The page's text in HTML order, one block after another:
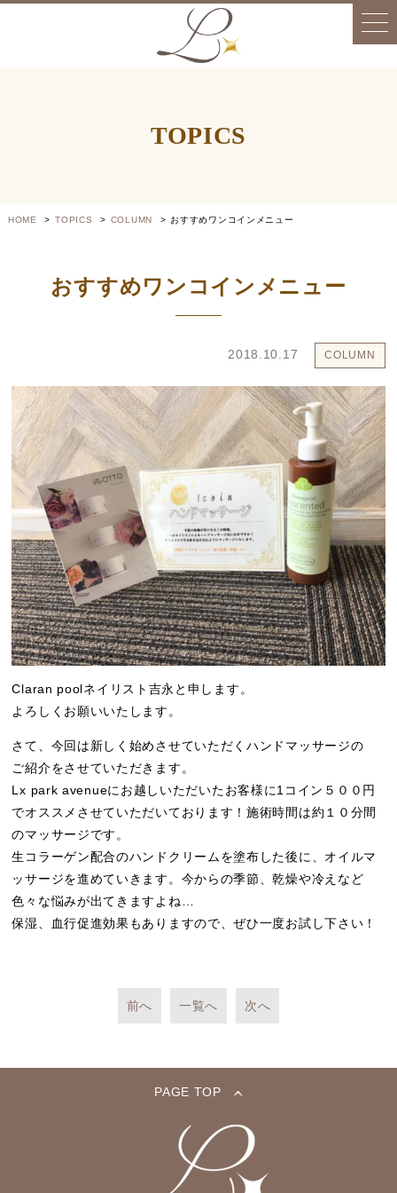
TOPICS
HOME TOPICS COLUMN おすすめワンコインメニュー
おすすめワンコインメニュー
2018.10.17 COLUMN
Claran poolネイリスト吉永と申します。
よろしくお願いいたします。
さて、今回は新しく始めさせていただくハンドマッサージの
ご紹介をさせていただきます。
Lx park avenueにお越しいただいたお客様に1コイン５００円
でオススメさせていただいております！施術時間は約１０分間
のマッサージです。
生コラーゲン配合のハンドクリームを塗布した後に、オイルマ
ッサージを進めていきます。今からの季節、乾燥や冷えなど
色々な悩みが出てきますよね…
保湿、血行促進効果もありますので、ぜひ一度お試し下さい！
前へ 一覧へ 次へ
PAGE TOP